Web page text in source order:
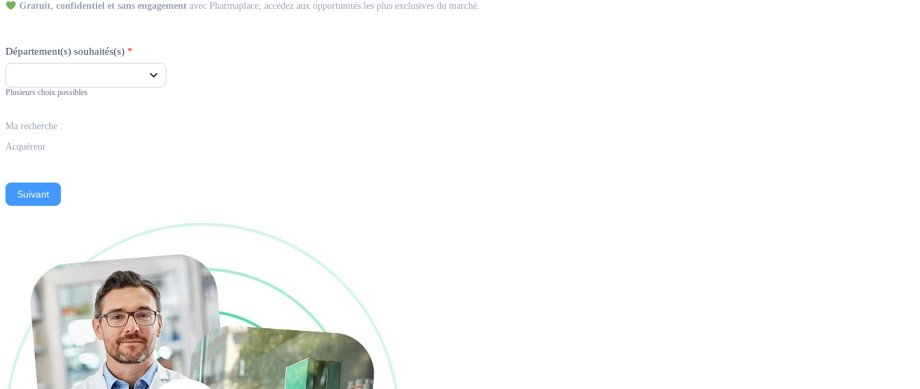
Gratuit, confidentiel et sans engagementavec Pharmaplace, accédez aux opportunités les plus exclusives du marché.
Département(s) souhaités(s) *
Plusieurs choix possibles
Ma recherche :
Acquéreur
Suivant